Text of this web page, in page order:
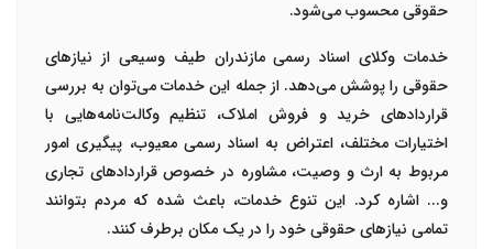
حقوقی محسوب می‌شود.
خدمات وکلای اسناد رسمی مازندران طیف وسیعی از نیازهای
حقوقی را پوشش می‌دهد. از جمله این خدمات می‌توان به بررسی
قراردادهای خرید و فروش املاک، تنظیم وکالت‌نامه‌هایی با
اختیارات مختلف، اعتراض به اسناد رسمی معیوب، پیگیری امور
مربوط به ارث و وصیت، مشاوره در خصوص قراردادهای تجاری
و... اشاره کرد. این تنوع خدمات، باعث شده که مردم بتوانند
تمامی نیازهای حقوقی خود را در یک مکان برطرف کنند.